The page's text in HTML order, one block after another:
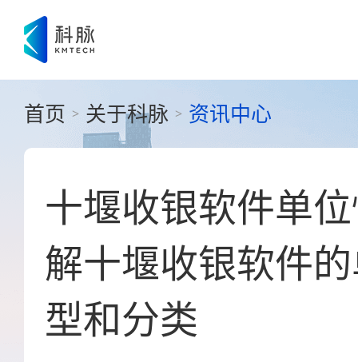
首页 > 关于科脉 > 资讯中心
十堰收银软件单
解十堰收银软件
型和分类